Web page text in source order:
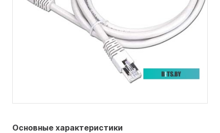
Основные характеристики